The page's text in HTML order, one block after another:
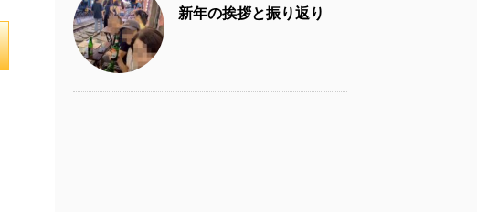
新年の挨拶と振り返り